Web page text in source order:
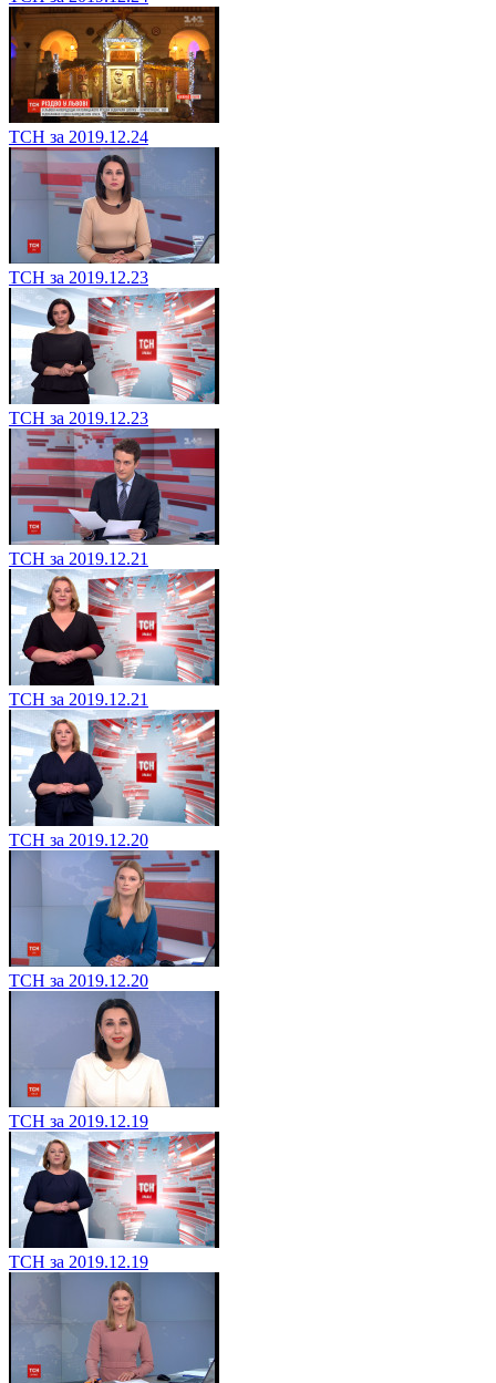
ТСН за 2019.12.24
ТСН за 2019.12.23
ТСН за 2019.12.23
ТСН за 2019.12.21
ТСН за 2019.12.21
ТСН за 2019.12.20
ТСН за 2019.12.20
ТСН за 2019.12.19
ТСН за 2019.12.19